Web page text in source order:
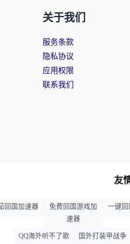
关于我们
服务条款
隐私协议
应用权限
联系我们
友
回国加速器
免费回国游戏加
速器
一键回
QQ海外听不了歌 国外打装甲战争